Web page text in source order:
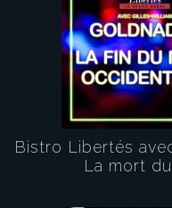
Bistro Libertés
La mort